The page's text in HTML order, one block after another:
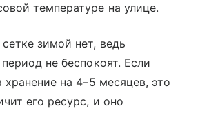
температуре на улице.
зимой нет, ведь
не беспокоят. Если
хранение на 4–5 месяцев, это
его ресурс, и оно